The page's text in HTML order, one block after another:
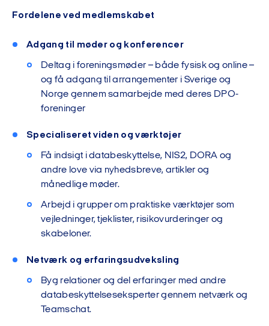
Fordelene ved medlemskabet
Adgang til møder og konferencer
Deltag i foreningsmøder – både fysisk og online –
og få adgang til arrangementer i Sverige og
Norge gennem samarbejde med deres DPO-
foreninger
Specialiseret viden og værktøjer
Få indsigt i databeskyttelse, NIS2, DORA og
andre love via nyhedsbreve, artikler og
månedlige møder.
Arbejd i grupper om praktiske værktøjer som
vejledninger, tjeklister, risikovurderinger og
skabeloner.
Netværk og erfaringsudveksling
Byg relationer og del erfaringer med andre
databeskyttelseseksperter gennem netværk og
Teamschat.